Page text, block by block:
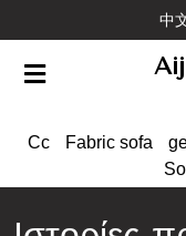
to
content
中
Cc Fabric sofa